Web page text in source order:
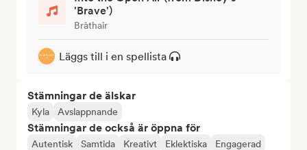
'Brave')
Bràthair
Läggs till i en spellista
Stämningar de älskar
Kyla Avslappnande
Stämningar de också är öppna för
Autentisk Samtida Kreativt Eklektiska
Engagerad